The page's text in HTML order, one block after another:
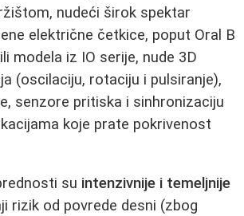
nudeći širok spektar
električne četkice, poput Oral B
modela iz IO serije, nude 3D
(oscilaciju, rotaciju i pulsiranje),
senzore pritiska i sinhronizaciju
koje prate pokrivenost
su intenzivnije i temeljnije
rizik od povrede desni (zbog